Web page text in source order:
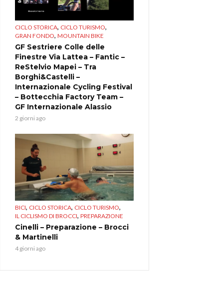
CICLO STORICA, CICLO TURISMO,
GRAN FONDO, MOUNTAIN BIKE
GF Sestriere Colle delle
Finestre Via Lattea – Fantic –
ReStelvio Mapei – Tra
Borghi&Castelli –
Internazionale Cycling Festival
– Bottecchia Factory Team –
GF Internazionale Alassio
2 giorni ago
BICI, CICLO STORICA, CICLO TURISMO,
IL CICLISMO DI BROCCI, PREPARAZIONE
Cinelli – Preparazione – Brocci
& Martinelli
4 giorni ago